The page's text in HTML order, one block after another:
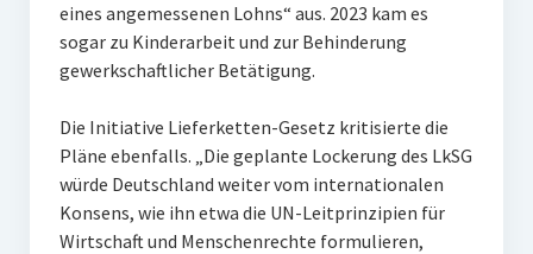
eines angemessenen Lohns“ aus. 2023 kam es
sogar zu Kinderarbeit und zur Behinderung
gewerkschaftlicher Betätigung.
Die Initiative Lieferketten-Gesetz kritisierte die
Pläne ebenfalls. „Die geplante Lockerung des LkSG
würde Deutschland weiter vom internationalen
Konsens, wie ihn etwa die UN-Leitprinzipien für
Wirtschaft und Menschenrechte formulieren,